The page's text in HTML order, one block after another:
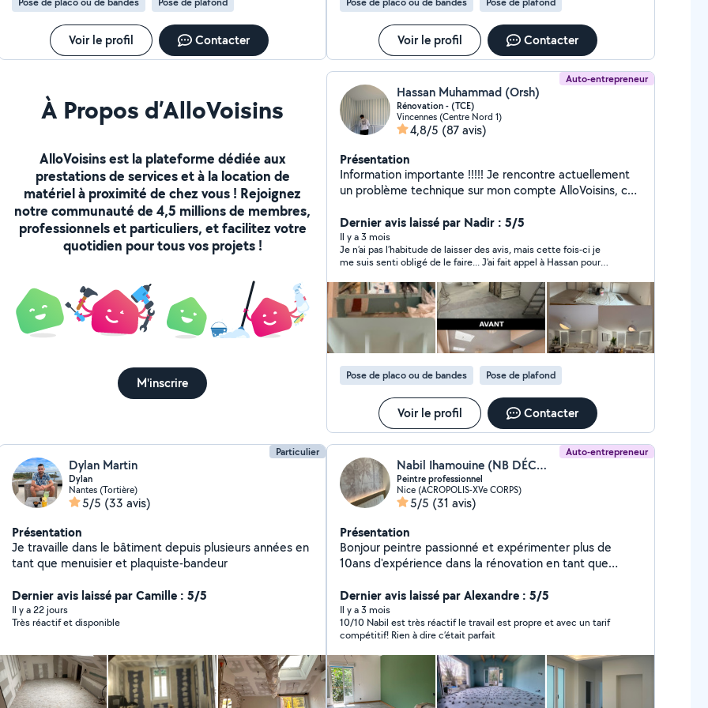
Voir le profil Contacter Voir le profil Contacter
À Propos d’AlloVoisins
AlloVoisins est la plateforme dédiée aux
prestations de services et à la location de
matériel à proximité de chez vous ! Rejoignez
notre communauté de 4,5 millions de membres,
professionnels et particuliers, et facilitez votre
quotidien pour tous vos projets !
M'inscrire
Auto-entrepreneur
Hassan Muhammad (Orsh)
Rénovation - (TCE)
Vincennes (Centre Nord 1)
4,8/5 (87 avis)
Présentation
Information importante !!!!! Je rencontre actuellement
un problème technique sur mon compte AlloVoisins, ce
votre demande est urgente, vous pouvez cliquer
directement sur le bouton « Appeler » de mon profil afin
de me joindre rapidement. Merci de votre
compréhension et à très bientôt. Hassan
Dernier avis laissé par Nadir : 5/5
Il y a 3 mois
Je n’ai pas l’habitude de laisser des avis, mais cette fois-ci je
me suis senti obligé de le faire... J’ai fait appel à Hassan pour
vraiment très satisfait du résultat. Il a été de très bon conseil
et m’a proposé des solutions auxquelles seul un artisan sérieux
et expérimenté peut penser. Hassan et son équipe ont réalisé
un travail de qualité, très propre, tout en respectant le planning
initialement communiqué. Je recommande vivement, les yeux
fermés, pour tous vos travaux d’intérieur.
Pose de placo ou de bandes
Pose de plafond
Voir le profil Contacter
Particulier
Dylan Martin
Dylan
Nantes (Tortière)
5/5 (33 avis)
Présentation
Je travaille dans le bâtiment depuis plusieurs années en
tant que menuisier et plaquiste-bandeur
Dernier avis laissé par Camille : 5/5
Il y a 22 jours
Très réactif et disponible
Auto-entrepreneur
Nabil Ihamouine (NB DÉCORATION)
Peintre professionnel
Nice (ACROPOLIS-XVe CORPS)
5/5 (31 avis)
Présentation
Bonjour peintre passionné et expérimenter plus de
10ans d'expérience dans la rénovation en tant que
eaux .
Dernier avis laissé par Alexandre : 5/5
Il y a 3 mois
10/10 Nabil est très réactif le travail est propre et avec un tarif
compétitif! Rien à dire c’était parfait